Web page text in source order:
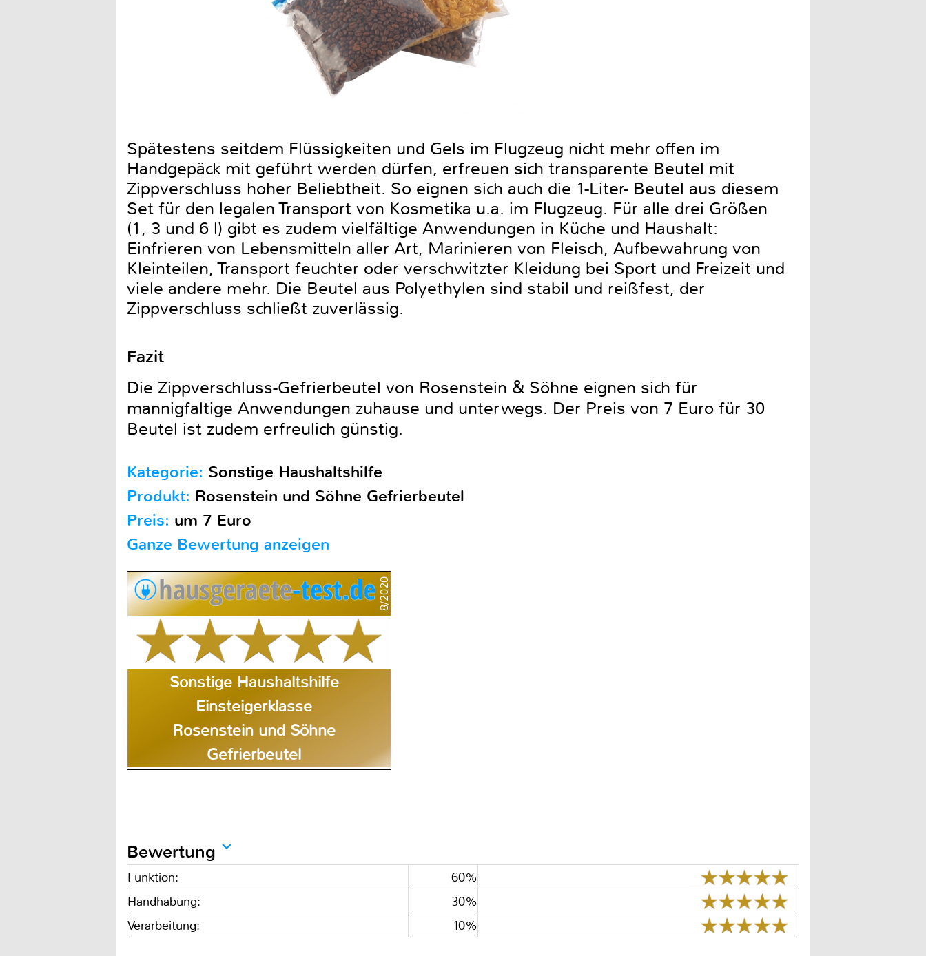
Spätestens seitdem Flüssigkeiten und Gels im Flugzeug nicht mehr offen im
Handgepäck mit geführt werden dürfen, erfreuen sich transparente Beutel mit
Zippverschluss hoher Beliebtheit. So eignen sich auch die 1-Liter- Beutel aus diesem
Set für den legalen Transport von Kosmetika u.a. im Flugzeug. Für alle drei Größen
(1, 3 und 6 l) gibt es zudem vielfältige Anwendungen in Küche und Haushalt:
Einfrieren von Lebensmitteln aller Art, Marinieren von Fleisch, Aufbewahrung von
Kleinteilen, Transport feuchter oder verschwitzter Kleidung bei Sport und Freizeit und
viele andere mehr. Die Beutel aus Polyethylen sind stabil und reißfest, der
Zippverschluss schließt zuverlässig.
Fazit
Die Zippverschluss-Gefrierbeutel von Rosenstein & Söhne eignen sich für
mannigfaltige Anwendungen zuhause und unterwegs. Der Preis von 7 Euro für 30
Beutel ist zudem erfreulich günstig.
Kategorie: Sonstige Haushaltshilfe
Produkt: Rosenstein und Söhne Gefrierbeutel
Preis: um 7 Euro
Ganze Bewertung anzeigen
8/2020
Sonstige Haushaltshilfe
Einsteigerklasse
Rosenstein und Söhne
Gefrierbeutel
Bewertung
Funktion:
60%
Handhabung:
30%
Verarbeitung:
10%